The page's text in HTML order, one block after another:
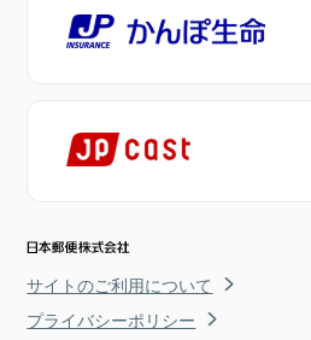
サイトのご利用について
プライバシーポリシー